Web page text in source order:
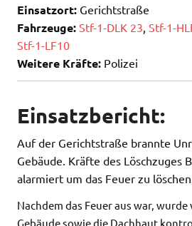
Einsatzort: Gerichtstraße
Fahrzeuge: Stf-1-DLK 23 Stf-1-
Stf-1-LF10
Weitere Kräfte: Polizei
Einsatzbericht:
Auf der Gerichtstraße brannte
Gebäude. Kräfte des Löschzuges
alarmiert um das Feuer zu
Nachdem das Feuer aus war,
Gebäude sowie die Dachhaut